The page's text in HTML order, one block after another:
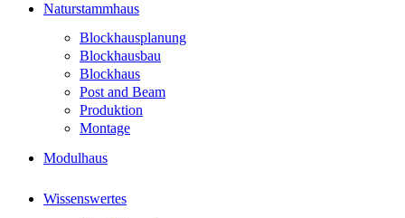
Naturstammhaus
Blockhausplanung
Blockhausbau
Blockhaus
Post and Beam
Produktion
Montage
Modulhaus
Wissenswertes